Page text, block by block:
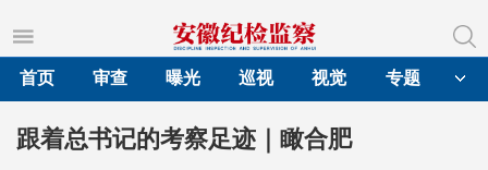
首页
审查 曝光 巡视 视觉 专题
跟着总书记的考察足迹｜瞰合肥